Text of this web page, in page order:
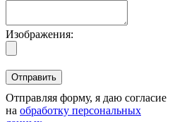
Изображения:
Отправляя форму, я даю согласие
на обработку персональных